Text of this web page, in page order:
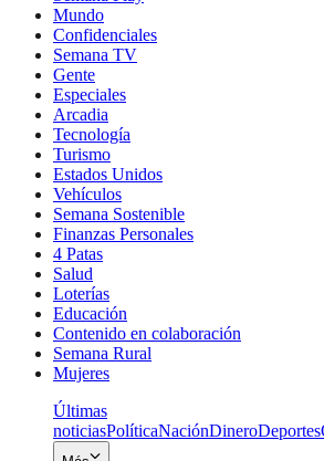
Mundo
Confidenciales
Semana TV
Gente
Especiales
Arcadia
Tecnología
Turismo
Estados Unidos
Vehículos
Semana Sostenible
Finanzas Personales
4 Patas
Salud
Loterías
Educación
Contenido en colaboración
Semana Rural
Mujeres
Últimas
noticiasPolíticaNaciónDineroDeportes